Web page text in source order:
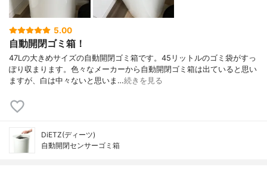
5.00
自動開閉ゴミ箱！
47Lの大きめサイズの自動開閉ゴミ箱です。45リットルのゴミ袋がすっ
ぽり収まります。色々なメーカーから自動開閉ゴミ箱は出ていると思い
ますが、白は中々ないと思いま…続きを見る
DiETZ(ディーツ)
自動開閉センサーゴミ箱